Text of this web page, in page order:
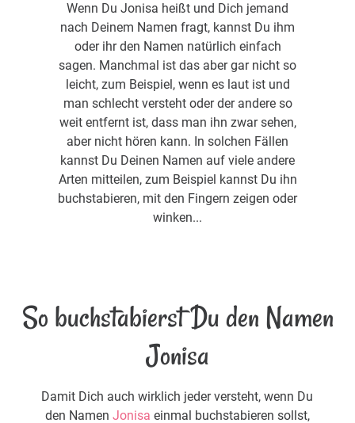
Wenn Du Jonisa heißt und Dich jemand
nach Deinem Namen fragt, kannst Du ihm
oder ihr den Namen natürlich einfach
sagen. Manchmal ist das aber gar nicht so
leicht, zum Beispiel, wenn es laut ist und
man schlecht versteht oder der andere so
weit entfernt ist, dass man ihn zwar sehen,
aber nicht hören kann. In solchen Fällen
kannst Du Deinen Namen auf viele andere
Arten mitteilen, zum Beispiel kannst Du ihn
buchstabieren, mit den Fingern zeigen oder
winken...
So buchstabierst Du den Namen
Jonisa
Damit Dich auch wirklich jeder versteht, wenn Du
den Namen Jonisa einmal buchstabieren sollst,